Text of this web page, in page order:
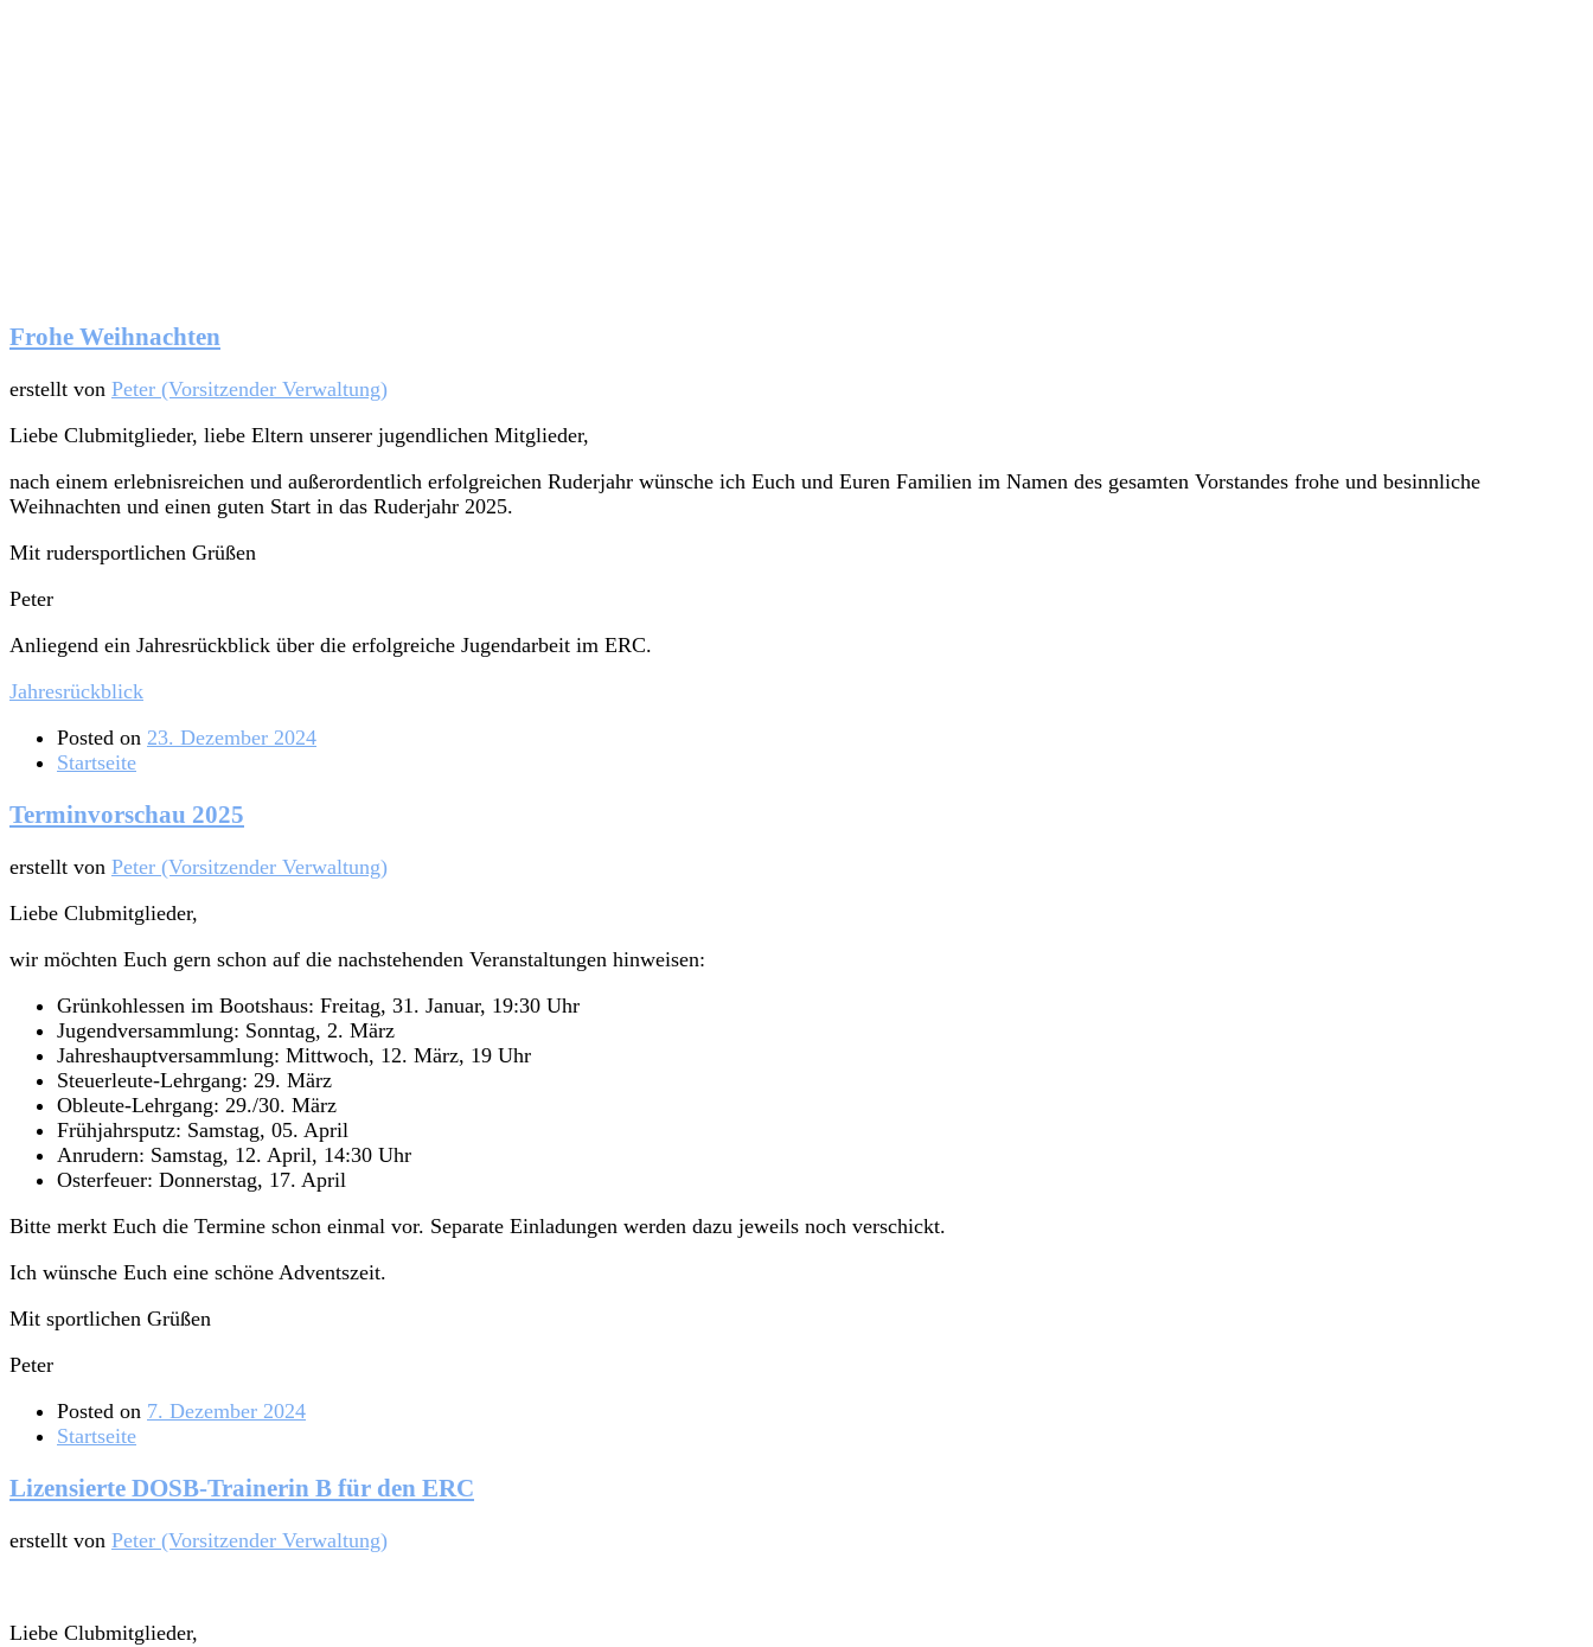
Frohe Weihnachten
erstellt von Peter (Vorsitzender Verwaltung)
Liebe Clubmitglieder, liebe Eltern unserer jugendlichen Mitglieder,
nach einem erlebnisreichen und außerordentlich erfolgreichen Ruderjahr wünsche ich Euch und Euren Familien im Namen des gesamten Vorstandes frohe und besinnliche
Weihnachten und einen guten Start in das Ruderjahr 2025.
Mit rudersportlichen Grüßen
Peter
Anliegend ein Jahresrückblick über die erfolgreiche Jugendarbeit im ERC.
Jahresrückblick
Posted on 23. Dezember 2024
Startseite
Terminvorschau 2025
erstellt von Peter (Vorsitzender Verwaltung)
Liebe Clubmitglieder,
wir möchten Euch gern schon auf die nachstehenden Veranstaltungen hinweisen:
Grünkohlessen im Bootshaus: Freitag, 31. Januar, 19:30 Uhr
Jugendversammlung: Sonntag, 2. März
Jahreshauptversammlung: Mittwoch, 12. März, 19 Uhr
Steuerleute-Lehrgang: 29. März
Obleute-Lehrgang: 29./30. März
Frühjahrsputz: Samstag, 05. April
Anrudern: Samstag, 12. April, 14:30 Uhr
Osterfeuer: Donnerstag, 17. April
Bitte merkt Euch die Termine schon einmal vor. Separate Einladungen werden dazu jeweils noch verschickt.
Ich wünsche Euch eine schöne Adventszeit.
Mit sportlichen Grüßen
Peter
Posted on 7. Dezember 2024
Startseite
Lizensierte DOSB-Trainerin B für den ERC
erstellt von Peter (Vorsitzender Verwaltung)
Liebe Clubmitglieder,